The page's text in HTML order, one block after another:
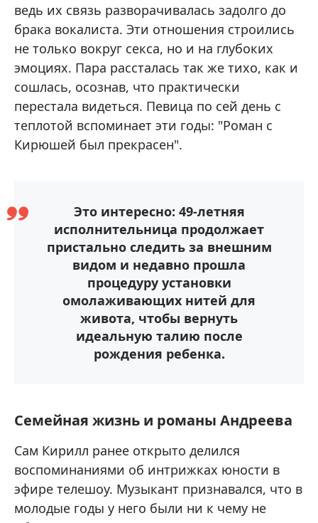
ведь их связь разворачивалась задолго до
брака вокалиста. Эти отношения строились
не только вокруг секса, но и на глубоких
эмоциях. Пара рассталась так же тихо, как и
сошлась, осознав, что практически
перестала видеться. Певица по сей день с
теплотой вспоминает эти годы: "Роман с
Кирюшей был прекрасен".
Это интересно: 49-летняя
исполнительница продолжает
пристально следить за внешним
видом и недавно прошла
процедуру установки
омолаживающих нитей для
живота, чтобы вернуть
идеальную талию после
рождения ребенка.
Семейная жизнь и романы Андреева
Сам Кирилл ранее открыто делился
воспоминаниями об интрижках юности в
эфире телешоу. Музыкант признавался, что в
молодые годы у него были ни к чему не